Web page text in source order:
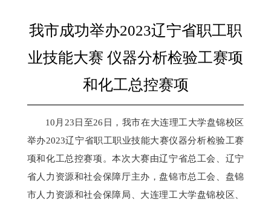
我市成功举办2023辽宁省职工职
业技能大赛 仪器分析检验工赛项
和化工总控赛项
10月 23 日至26日，我市在大连理工大学盘锦校区
举办2023辽宁省职工职业技能大赛仪器分析检验工赛
项和化工总控赛项。本次大赛由辽宁省总工会、辽宁
省人力资源和社会保障厅主办，盘锦市总工会、盘锦
市人力资源和社会保障局、大连理工大学盘锦校区、